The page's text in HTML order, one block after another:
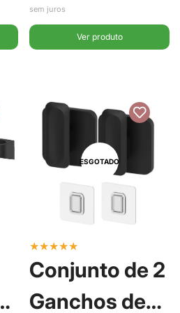
Branco - Ou
sem juros
Ver produto
ESGOTADO
★★★★★
Conjunto de 2
Ganchos de